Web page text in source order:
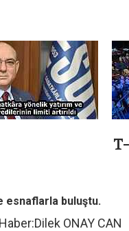
esnaflarla buluştu.
Haber:Dilek ONAY CAN